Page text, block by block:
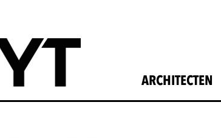
ARCHITECTEN